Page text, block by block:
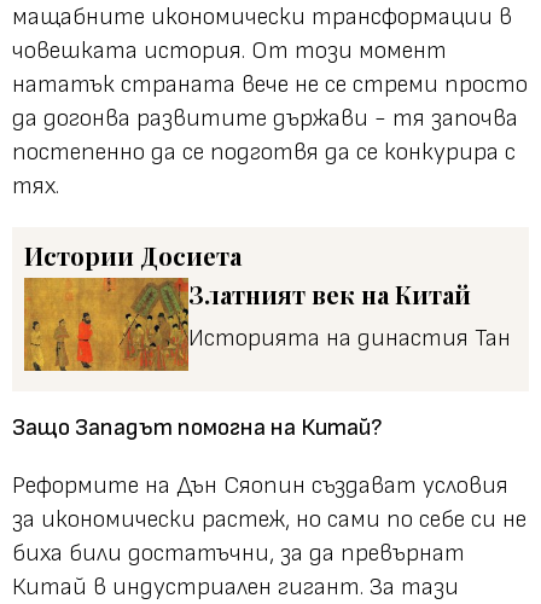
мащабните икономически трансформации в
човешката история. От този момент
нататък страната вече не се стреми просто
да догонва развитите държави - тя започва
постепенно да се подготвя да се конкурира с
тях.
Истории Досиета
Златният век на Китай
Историята на династия Тан
Защо Западът помогна на Китай?
Реформите на Дън Сяопин създават условия
за икономически растеж, но сами по себе си не
биха били достатъчни, за да превърнат
Китай в индустриален гигант. За тази